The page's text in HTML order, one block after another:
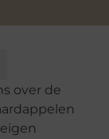
over de